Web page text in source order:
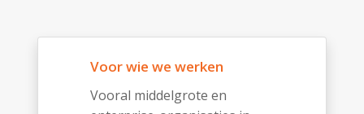
Voor wie we werken
Vooral middelgrote en